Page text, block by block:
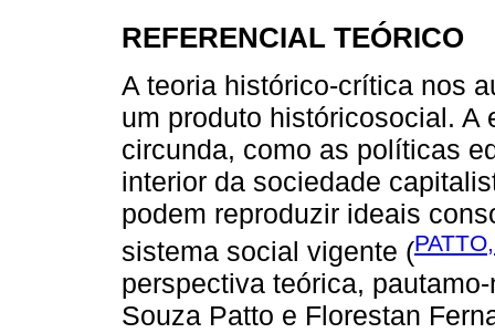
REFERENCIAL TEÓRICO
A teoria histórico-crítica nos
um produto históricosocial.
circunda, como as políticas
interior da sociedade
podem reproduzir ideais
sistema social vigente (
perspectiva teórica,
Souza Patto e Florestan